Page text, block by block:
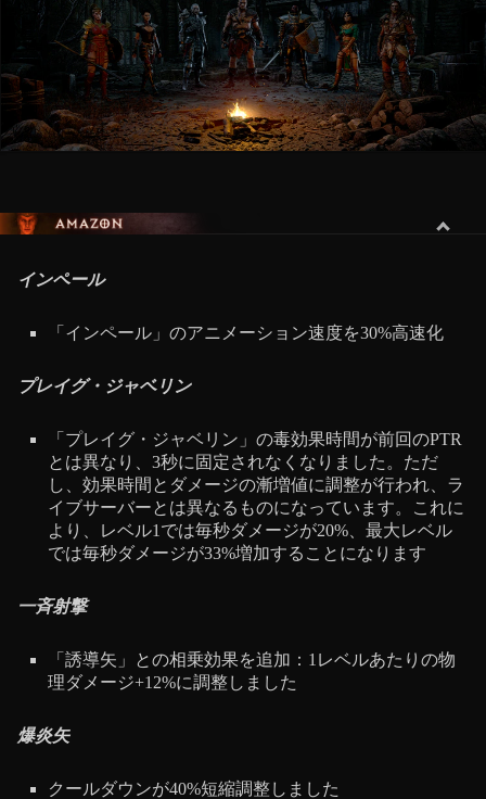
アマゾネス
インペール
「インペール」のアニメーション速度を30%高速化
プレイグ・ジャベリン
「プレイグ・ジャベリン」の毒効果時間が前回のPTR
とは異なり、3秒に固定されなくなりました。ただ
し、効果時間とダメージの漸増値に調整が行われ、ラ
イブサーバーとは異なるものになっています。これに
より、レベル1では毎秒ダメージが20%、最大レベル
では毎秒ダメージが33%増加することになります
一斉射撃
「誘導矢」との相乗効果を追加：1レベルあたりの物
理ダメージ+12%に調整しました
爆炎矢
クールダウンが40%短縮調整しました